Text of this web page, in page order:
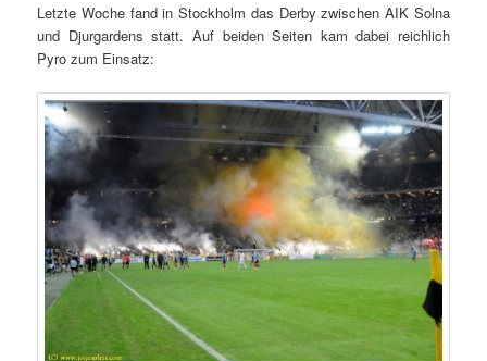
Letzte Woche fand in Stockholm das Derby zwischen AIK Solna
und Djurgardens statt. Auf beiden Seiten kam dabei reichlich
Pyro zum Einsatz: